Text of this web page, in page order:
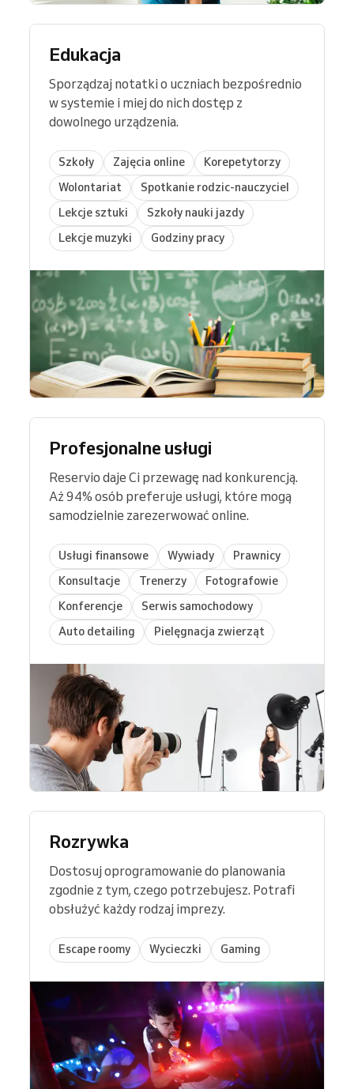
Edukacja
Sporządzaj notatki o uczniach bezpośrednio
w systemie i miej do nich dostęp z
dowolnego urządzenia.
Szkoły Zajęcia online
Korepetytorzy
Wolontariat
Spotkanie rodzic-nauczyciel
Lekcje sztuki
Szkoły nauki jazdy
Lekcje muzyki
Godziny pracy
Profesjonalne usługi
Reservio daje Ci przewagę nad konkurencją.
Aż 94% osób preferuje usługi, które mogą
samodzielnie zarezerwować online.
Usługi finansowe Wywiady
Prawnicy
Konsultacje
Trenerzy
Fotografowie
Konferencje
Serwis samochodowy
Auto detailing
Pielęgnacja zwierząt
Rozrywka
Dostosuj oprogramowanie do planowania
zgodnie z tym, czego potrzebujesz. Potrafi
obsłużyć każdy rodzaj imprezy.
Escape roomy Wycieczki Gaming